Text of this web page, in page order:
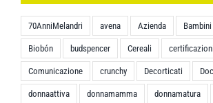
70AnniMelandri avena Azienda Bambini
Biobón budspencer Cereali certificazioni
Comunicazione crunchy Decorticati
donnaattiva donnamamma donnamatura